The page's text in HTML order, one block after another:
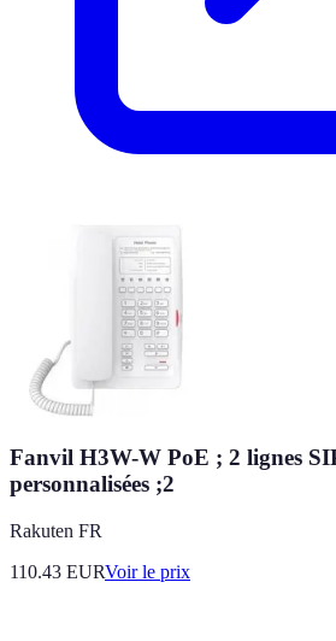
Fanvil H3W-W PoE ; 2 lignes
personnalisées ;2
Rakuten FR
110.43 EURVoir le prix